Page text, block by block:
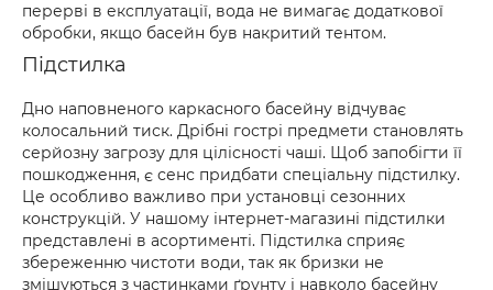
перерві в експлуатації, вода не вимагає додаткової
обробки, якщо басейн був накритий тентом.
Підстилка
Дно наповненого каркасного басейну відчуває
колосальний тиск. Дрібні гострі предмети становлять
серйозну загрозу для цілісності чаші. Щоб запобігти її
пошкодження, є сенс придбати спеціальну підстилку.
Це особливо важливо при установці сезонних
конструкцій. У нашому інтернет-магазині підстилки
представлені в асортименті. Підстилка сприяє
збереженню чистоти води, так як бризки не
змішуються з частинками ґрунту і навколо басейну